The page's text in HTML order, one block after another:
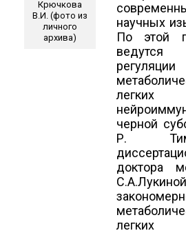
Крючкова
В.И. (фото из
личного
архива)
научных
По этой
ведутся
легких
черной
Р.
доктора
легких